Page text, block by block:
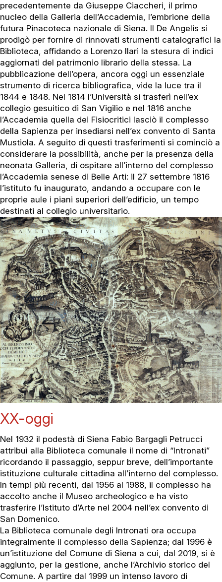
precedentemente da Giuseppe Ciaccheri, il primo
nucleo della Galleria dell’Accademia, l’embrione della
futura Pinacoteca nazionale di Siena. Il De Angelis si
prodigò per fornire di rinnovati strumenti catalografici la
Biblioteca, affidando a Lorenzo Ilari la stesura di indici
aggiornati del patrimonio librario della stessa. La
pubblicazione dell’opera, ancora oggi un essenziale
strumento di ricerca bibliografica, vide la luce tra il
1844 e 1848. Nel 1814 l’Università si trasferì nell’ex
collegio gesuitico di San Vigilio e nel 1816 anche
l’Accademia quella dei Fisiocritici lasciò il complesso
della Sapienza per insediarsi nell’ex convento di Santa
Mustiola. A seguito di questi trasferimenti si cominciò a
considerare la possibilità, anche per la presenza della
neonata Galleria, di ospitare all’interno del complesso
l’Accademia senese di Belle Arti: il 27 settembre 1816
l’istituto fu inaugurato, andando a occupare con le
proprie aule i piani superiori dell’edificio, un tempo
destinati al collegio universitario.
XX-oggi
Nel 1932 il podestà di Siena Fabio Bargagli Petrucci
attribuì alla Biblioteca comunale il nome di “Intronati”
ricordando il passaggio, seppur breve, dell’importante
istituzione culturale cittadina all’interno del complesso.
In tempi più recenti, dal 1956 al 1988, il complesso ha
accolto anche il Museo archeologico e ha visto
trasferire l’Istituto d’Arte nel 2004 nell’ex convento di
San Domenico.
La Biblioteca comunale degli Intronati ora occupa
integralmente il complesso della Sapienza; dal 1996 è
un’istituzione del Comune di Siena a cui, dal 2019, si è
aggiunto, per la gestione, anche l’Archivio storico del
Comune. A partire dal 1999 un intenso lavoro di